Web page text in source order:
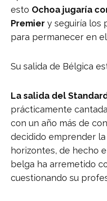
esto Ochoa jugaría
Premier y seguiría los
para permanecer en
Su salida de Bélgica
La salida del
prácticamente
con un año más de
decidido emprender
horizontes, de hecho
belga ha arremetido
cuestionando su